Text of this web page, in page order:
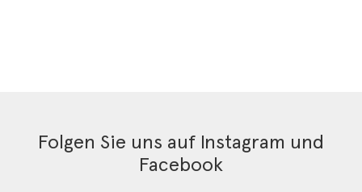
Folgen Sie uns auf Instagram und
Facebook